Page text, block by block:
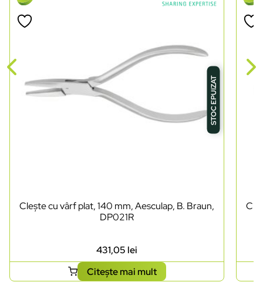
STOC EPUIZAT
Clește cu vârf plat, 140 mm, Aesculap, B. Braun,
DP021R
431,05 lei
Citește mai mult